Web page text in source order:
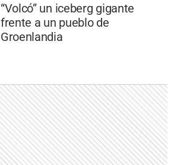
“Volcó” un iceberg gigante
frente a un pueblo de
Groenlandia